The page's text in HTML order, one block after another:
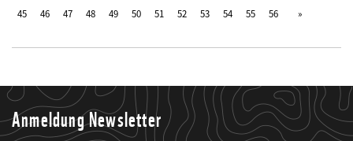
45
46 47 48 49 50 51 52 53 54 55 56
Anmeldung Newsletter